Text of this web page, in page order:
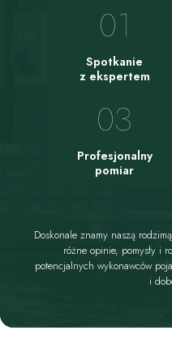
01
Spotkanie
z ekspertem
03
Profesjonalny
pomiar
Doskonale znamy naszą
różne opinie, pomysły i
potencjalnych wykonawców
i